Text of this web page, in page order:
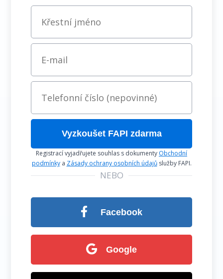
Vyzkoušet FAPI zdarma
Registrací vyjadřujete souhlas s dokumenty Obchodní
podmínkya Zásady ochrany osobních údajůslužby FAPI.
NEBO
Facebook
Google